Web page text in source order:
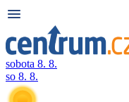
sobota 8. 8.
so 8. 8.